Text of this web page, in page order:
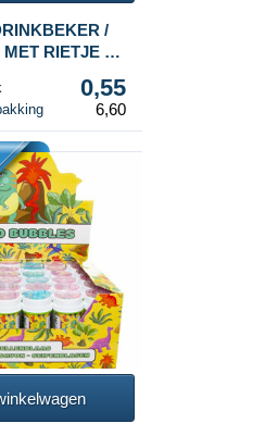
/
RIETJE –
0,55
6,60